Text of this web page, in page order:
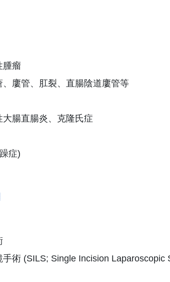
腫瘤
廔管、肛裂、直腸陰道廔管等
腸直腸炎、克隆氏症
症)
術 (SILS; Single Incision Laparoscopic